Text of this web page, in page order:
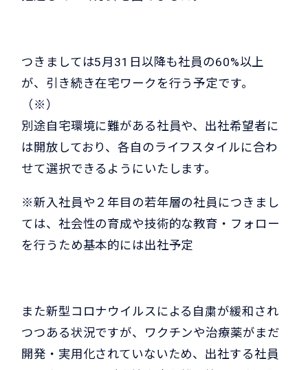
つきましては5月31日以降も社員の60%以上
が、引き続き在宅ワークを行う予定です。
（※）
別途自宅環境に難がある社員や、出社希望者に
は開放しており、各自のライフスタイルに合わ
せて選択できるようにいたします。
※新入社員や２年目の若年層の社員につきまし
ては、社会性の育成や技術的な教育・フォロー
を行うため基本的には出社予定
また新型コロナウイルスによる自粛が緩和され
つつある状況ですが、ワクチンや治療薬がまだ
開発・実用化されていないため、出社する社員